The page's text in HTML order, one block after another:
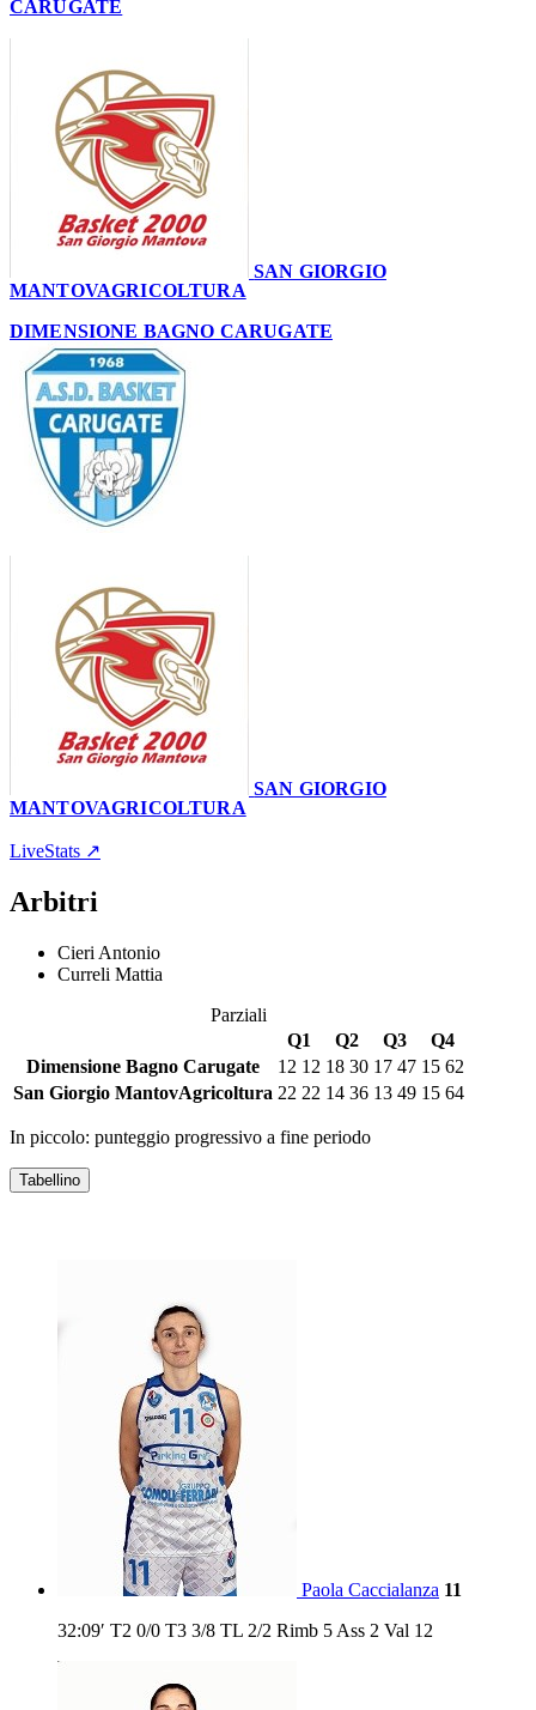
CARUGATE
SAN GIORGIO
MANTOVAGRICOLTURA
DIMENSIONE BAGNO CARUGATE
SAN GIORGIO
MANTOVAGRICOLTURA
LiveStats ↗
Arbitri
Cieri Antonio
Curreli Mattia
Parziali
Q1
Q2 Q3
Q4
Dimensione Bagno Carugate
12 12 18 30 17 47 15 62
San Giorgio MantovAgricoltura 22 22 14 36 13 49 15 64
In piccolo: punteggio progressivo a fine periodo
Tabellino
Paola Caccialanza 11
32:09′ T2 0/0 T3 3/8 TL 2/2 Rimb 5 Ass 2 Val 12